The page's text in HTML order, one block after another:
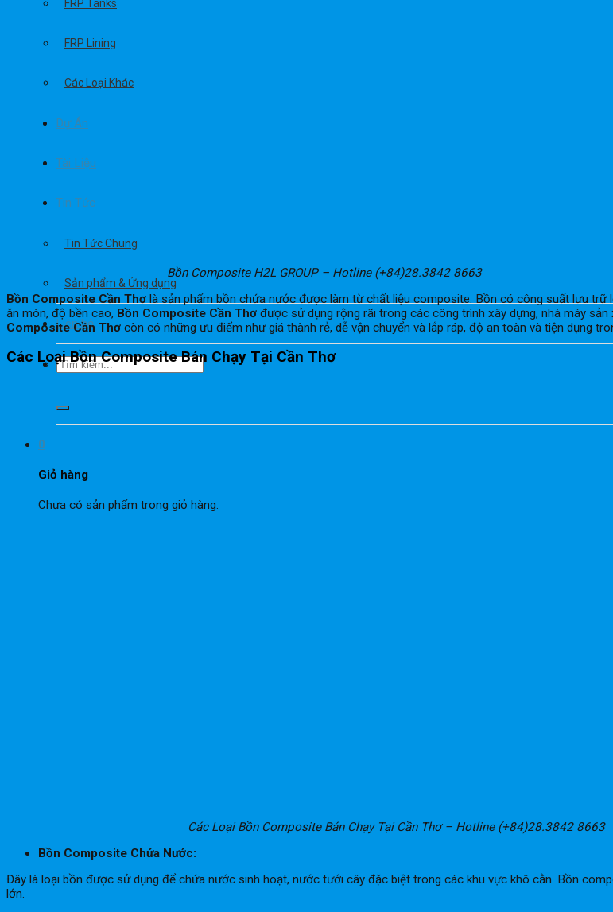
FRP Tanks
FRP Lining
Các Loại Khác
Dự Án
Tài Liệu
Tin Tức
Tin Tức Chung
Sản phẩm & Ứng dụng
Liên hệ
Tìm
kiếm:
0
Giỏ hàng
Chưa có sản phẩm trong giỏ hàng.
Bồn Composite H2L GROUP – Hotline (+84)28.3842 8663
Bồn Composite Cần Thơ là sản phẩm bồn chứa nước được làm từ chất liệu composite. Bồn có công suất lưu trữ
ăn mòn, độ bền cao, Bồn Composite Cần Thơ được sử dụng rộng rãi trong các công trình xây dựng, nhà máy
Composite Cần Thơ còn có những ưu điểm như giá thành rẻ, dễ vận chuyển và lắp ráp, độ an toàn và tiện dụng
Các Loại Bồn Composite Bán Chạy Tại Cần Thơ
Các Loại Bồn Composite Bán Chạy Tại Cần Thơ – Hotline (+84)28.3842 8663
Bồn Composite Chứa Nước:
Đây là loại bồn được sử dụng để chứa nước sinh hoạt, nước tưới cây đặc biệt trong các khu vực khô cằn. Bồn
lớn.